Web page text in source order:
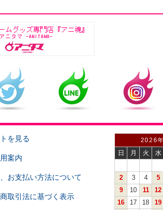
を見る
案内
お支払い方法について
取引法に基づく表示
2026
日 月 火 水
2
3 4 5
9
10 11 12
16
17 18 19